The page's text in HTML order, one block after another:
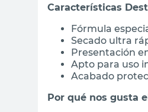
Características
Fórmula
Secado ultra
Presentación
Apto para uso
Acabado
Por qué nos gusta